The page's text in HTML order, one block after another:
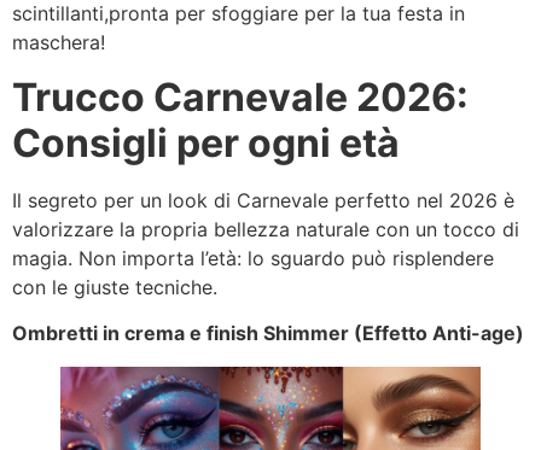
scintillanti,pronta per sfoggiare per la tua festa in
maschera!
Trucco Carnevale 2026:
Consigli per ogni età
Il segreto per un look di Carnevale perfetto nel 2026 è
valorizzare la propria bellezza naturale con un tocco di
magia. Non importa l’età: lo sguardo può risplendere
con le giuste tecniche.
Ombretti in crema e finish Shimmer (Effetto Anti-age)